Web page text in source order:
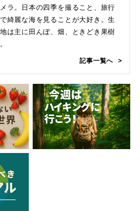
ラ。日本の四季を撮ること、旅行
綺麗な海を見ることが大好き。生
は主に田んぼ、畑、ときどき果樹
記事一覧へ